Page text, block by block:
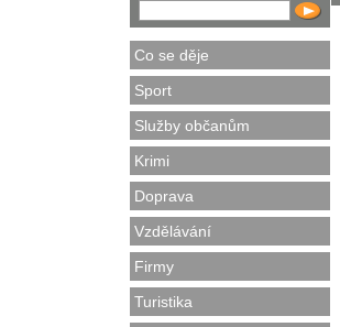
Co se děje
Sport
Služby občanům
Krimi
Doprava
Vzdělávání
Firmy
Turistika